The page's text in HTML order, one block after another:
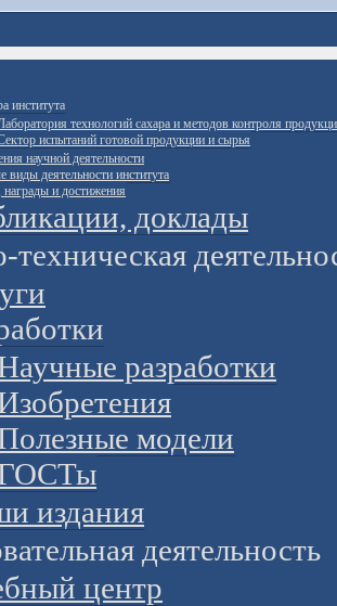
института
технологий сахара и методов контроля
испытаний готовой продукции и сырья
научной деятельности
виды деятельности института
и достижения
доклады
техническая
разработки
модели
издания
деятельность
центр